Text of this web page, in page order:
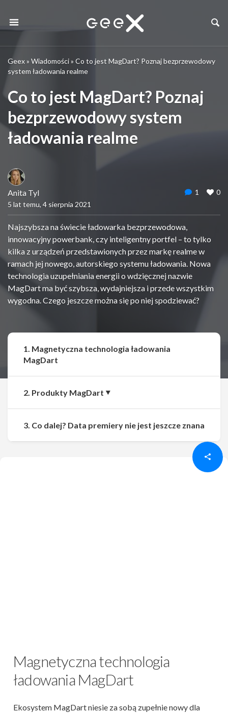
Geex» Wiadomości» Co to jest MagDart? Poznaj bezprzewodowy
system ładowania realme
Co to jest MagDart? Poznaj
bezprzewodowy system
ładowania realme
Anita Tyl
5 lat temu, 4 sierpnia 2021
1 0
Najszybsza na świecie ładowarka bezprzewodowa,
innowacyjny powerbank, czy inteligentny portfel – to tylko
kilka z urządzeń przedstawionych przez markę realme w
ramach jej nowego, autorskiego systemu ładowania. Nowa
technologia uzupełniania energii o wdzięcznej nazwie
MagDart ma być szybsza, wydajniejsza i przede wszystkim
wygodna. Czego jeszcze można się po niej spodziewać?
Udostępnij Udostępnij
Magnetyczna technologia
ładowania MagDart
Ekosystem MagDart niesie za sobą zupełnie nowy dla
1. Magnetyczna technologia ładowania
MagDart
2. Produkty MagDart
3. Co dalej? Data premiery nie jest jeszcze znana